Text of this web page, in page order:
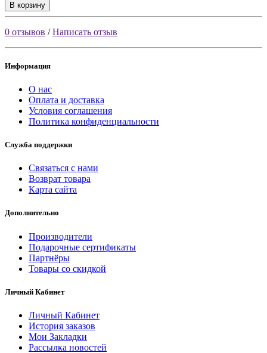
В корзину
0 отзывов /Написать отзыв
Информация
О нас
Оплата и доставка
Условия соглашения
Политика конфиденциальности
Служба поддержки
Связаться с нами
Возврат товара
Карта сайта
Дополнительно
Производители
Подарочные сертификаты
Партнёры
Товары со скидкой
Личный Кабинет
Личный Кабинет
История заказов
Мои Закладки
Рассылка новостей